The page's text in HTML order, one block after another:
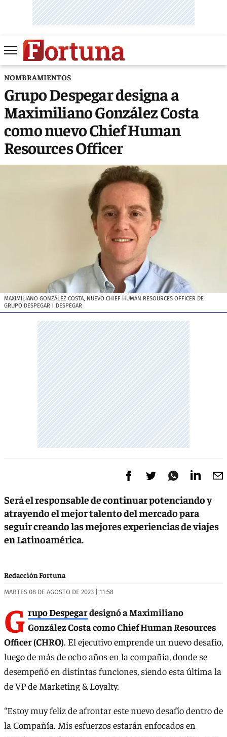
NOMBRAMIENTOS
Grupo Despegar designa a
Maximiliano González Costa
como nuevo Chief Human
Resources Officer
MAXIMILIANO GONZÁLEZ COSTA, NUEVO CHIEF HUMAN RESOURCES OFFICER DE
GRUPO DESPEGAR | DESPEGAR
Será el responsable de continuar potenciando y
atrayendo el mejor talento del mercado para
seguir creando las mejores experiencias de viajes
en Latinoamérica.
Redacción Fortuna
MARTES 08 DE AGOSTO DE 2023 | 11:58
G rupo Despegardesignó a Maximiliano
González Costa como Chief Human Resources
Officer (CHRO). El ejecutivo emprende un nuevo desafío,
luego de más de ocho años en la compañía, donde se
desempeñó en distintas funciones, siendo esta última la
de VP de Marketing & Loyalty.
“Estoy muy feliz de afrontar este nuevo desafío dentro de
la Compañía. Mis esfuerzos estarán enfocados en